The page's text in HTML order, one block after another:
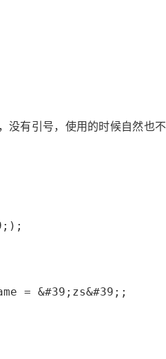
没有引号，使用的时候自然也不
= &#39;zs&#39;;